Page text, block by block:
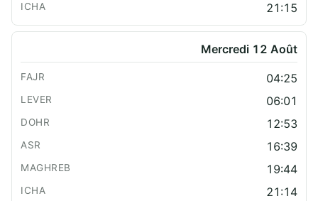
21:15
Mercredi 12 Août
04:25
06:01
12:53
16:39
19:44
21:14